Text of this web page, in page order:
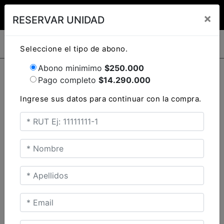
TRIDENT 660 TRIBUTE
Precio desde $9.090.000
Precio desde $11.990.000
ELECCIÓN DE
NEUMÁTICOS
BONNEVILLE SPEEDMASTER
Pacific Blue / Silver Ice
INGRESO CLIENTES
Ingresa tu rut y password para acceder. Si aun no
tienes una cuenta creada tendrás que registrarte.
Recuperar contraseña
RESERVAR UNIDAD ×
Seleccione el tipo de abono.
Abono minimimo $250.000
Pago completo $14.290.000
Ingrese sus datos para continuar con la compra.